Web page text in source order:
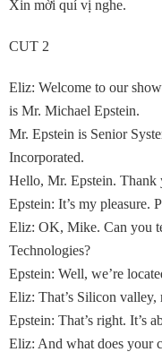
Xin mời quí vị nghe.
CUT 2
Eliz: Welcome to our
is Mr. Michael Epstein.
Mr. Epstein is Senior
Incorporated.
Hello, Mr. Epstein. Thank
Epstein: It’s my pleasure.
Eliz: OK, Mike. Can you
Technologies?
Epstein: Well, we’re
Eliz: That’s Silicon valley,
Epstein: That’s right. It’s
Eliz: And what does your